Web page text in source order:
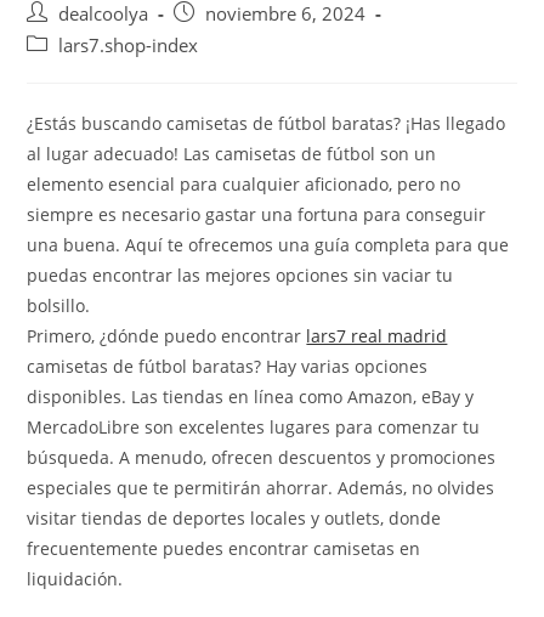
Autor
de
dealcoolya
Publicación
de
noviembre 6, 2024
Categoría
entrada:
lars7.shop-index
¿Estás buscando camisetas de fútbol baratas? ¡Has llegado
al lugar adecuado! Las camisetas de fútbol son un
elemento esencial para cualquier aficionado, pero no
siempre es necesario gastar una fortuna para conseguir
una buena. Aquí te ofrecemos una guía completa para que
puedas encontrar las mejores opciones sin vaciar tu
bolsillo.
Primero, ¿dónde puedo encontrar lars7 real madrid
camisetas de fútbol baratas? Hay varias opciones
disponibles. Las tiendas en línea como Amazon, eBay y
MercadoLibre son excelentes lugares para comenzar tu
búsqueda. A menudo, ofrecen descuentos y promociones
especiales que te permitirán ahorrar. Además, no olvides
visitar tiendas de deportes locales y outlets, donde
frecuentemente puedes encontrar camisetas en
liquidación.